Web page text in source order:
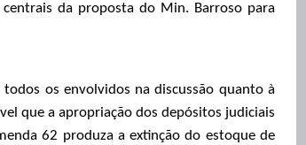
da proposta do Min. Barroso para
os envolvidos na discussão quanto à
que a apropriação dos depósitos judiciais
62 produza a extinção do estoque de